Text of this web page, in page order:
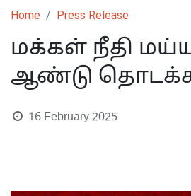
Home Press Release
மக்கள் நீதி
ஆண்டு தொடக்க
16 February 2025